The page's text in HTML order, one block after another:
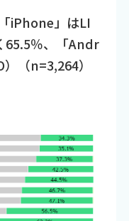
iPhone」はLI
65.5％、「Andr
（n=3,264）